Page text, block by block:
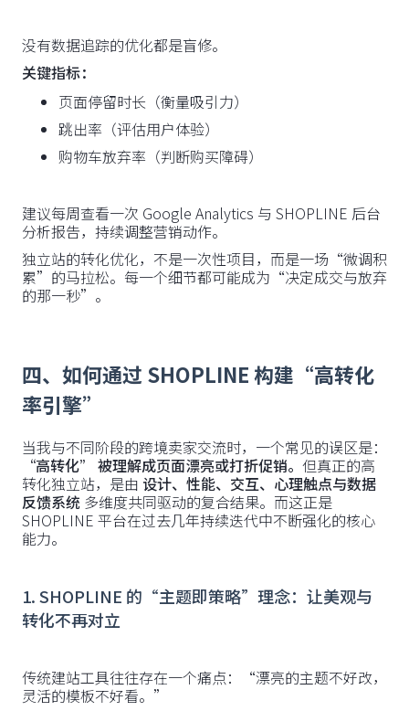
没有数据追踪的优化都是盲修。
关键指标：
页面停留时长（衡量吸引力）
跳出率（评估用户体验）
购物车放弃率（判断购买障碍）
建议每周查看一次 Google Analytics 与 SHOPLINE 后台
分析报告，持续调整营销动作。
独立站的转化优化，不是一次性项目，而是一场“微调积
累”的马拉松。每一个细节都可能成为“决定成交与放弃
的那一秒”。
四、如何通过 SHOPLINE 构建“高转化
率引擎”
当我与不同阶段的跨境卖家交流时，一个常见的误区是：
“高转化” 被理解成页面漂亮或打折促销。 但真正的高
转化独立站，是由 设计、性能、交互、心理触点与数据
反馈系统 多维度共同驱动的复合结果。而这正是
SHOPLINE 平台在过去几年持续迭代中不断强化的核心
能力。
1. SHOPLINE 的“主题即策略”理念：让美观与
转化不再对立
传统建站工具往往存在一个痛点：“漂亮的主题不好改，
灵活的模板不好看。”